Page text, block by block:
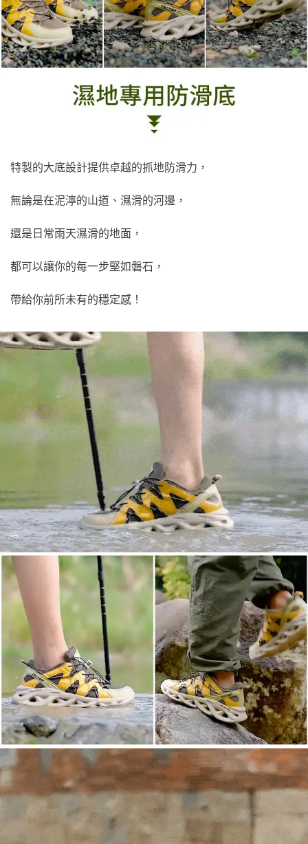
特製的大底設計提供卓越的抓地防滑力，
無論是在泥濘的山道、濕滑的河邊，
還是日常雨天濕滑的地面，
都可以讓你的每一步堅如磐石，
帶給你前所未有的穩定感！